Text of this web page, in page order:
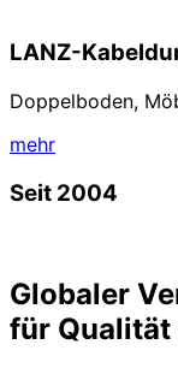
LANZ-
Doppelboden,
mehr
Seit 2004
Globaler
für